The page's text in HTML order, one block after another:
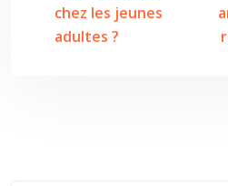
chez les jeunes
adultes ?